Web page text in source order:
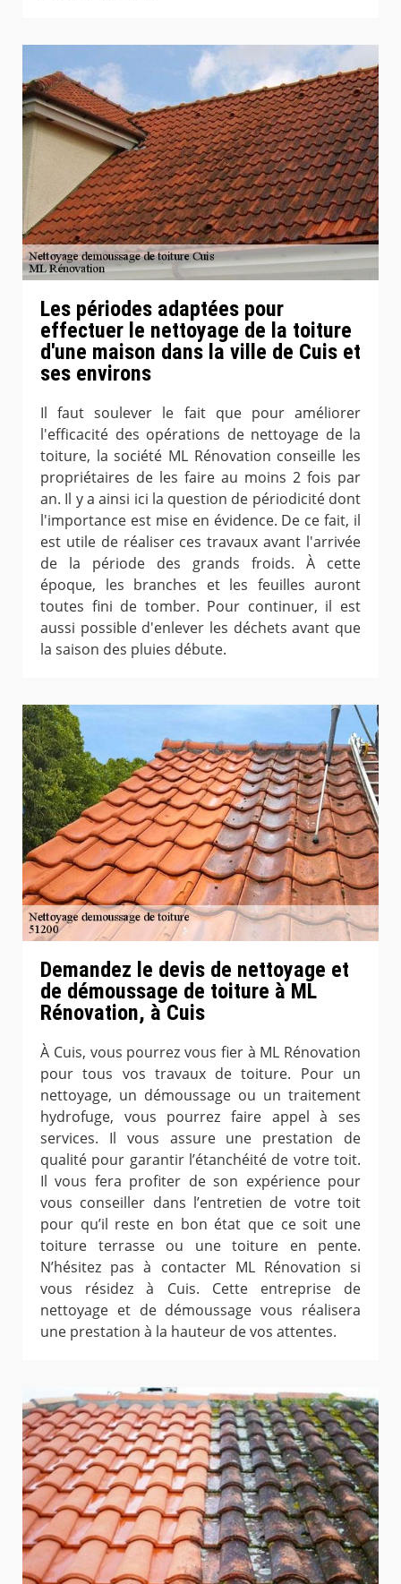
Les périodes adaptées pour
effectuer le nettoyage de la toiture
d'une maison dans la ville de Cuis et
ses environs
Il faut soulever le fait que pour améliorer
l'efficacité des opérations de nettoyage de la
toiture, la société ML Rénovation conseille les
propriétaires de les faire au moins 2 fois par
an. Il y a ainsi ici la question de périodicité dont
l'importance est mise en évidence. De ce fait, il
est utile de réaliser ces travaux avant l'arrivée
de la période des grands froids. À cette
époque, les branches et les feuilles auront
toutes fini de tomber. Pour continuer, il est
aussi possible d'enlever les déchets avant que
la saison des pluies débute.
Demandez le devis de nettoyage et
de démoussage de toiture à ML
Rénovation, à Cuis
À Cuis, vous pourrez vous fier à ML Rénovation
pour tous vos travaux de toiture. Pour un
nettoyage, un démoussage ou un traitement
hydrofuge, vous pourrez faire appel à ses
services. Il vous assure une prestation de
qualité pour garantir l’étanchéité de votre toit.
Il vous fera profiter de son expérience pour
vous conseiller dans l’entretien de votre toit
pour qu’il reste en bon état que ce soit une
toiture terrasse ou une toiture en pente.
N’hésitez pas à contacter ML Rénovation si
vous résidez à Cuis. Cette entreprise de
nettoyage et de démoussage vous réalisera
une prestation à la hauteur de vos attentes.